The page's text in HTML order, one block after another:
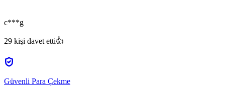
c***g
29 kişi davet etti👍
Güvenli Para Çekme